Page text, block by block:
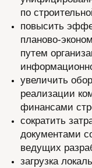
по
повысить
планово-
путем
увеличить
реализации
финансами
сократить
документами
ведущих
загрузка